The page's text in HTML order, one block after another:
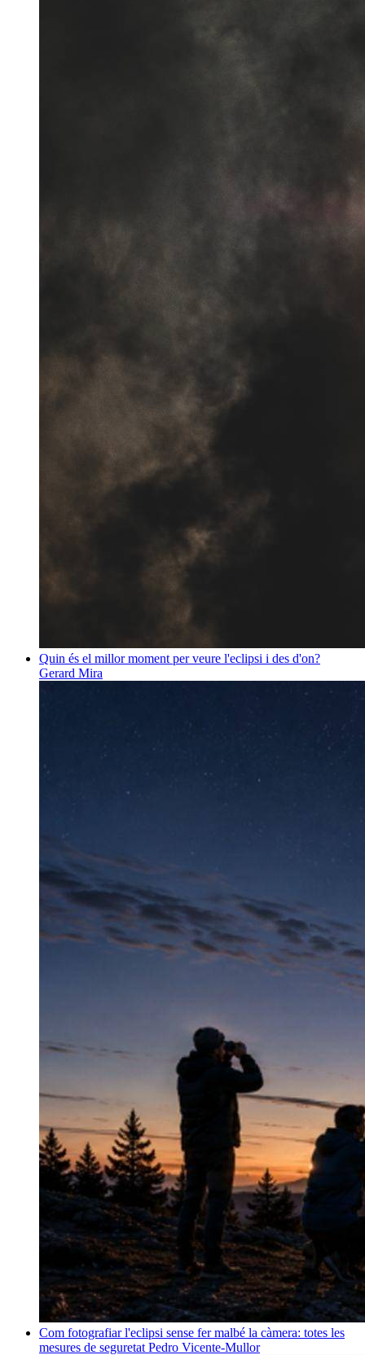
Quin és el millor moment per veure l'eclipsi i des d'on?
Gerard Mira
Com fotografiar l'eclipsi sense fer malbé la càmera: totes les
mesures de seguretat Pedro Vicente-Mullor